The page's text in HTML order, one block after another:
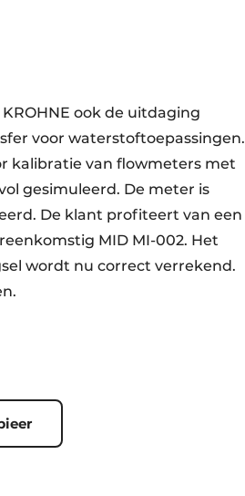
ook de uitdaging
voor waterstoftoepassingen.
kalibratie van flowmeters met
gesimuleerd. De meter is
De klant profiteert van een
MID MI-002. Het
wordt nu correct verrekend.